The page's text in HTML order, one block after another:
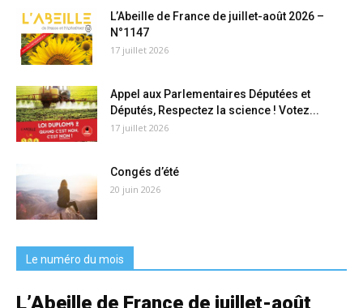
L’Abeille de France de juillet-août 2026 –
N°1147
17 juillet 2026
Appel aux Parlementaires Députées et
Députés, Respectez la science ! Votez...
17 juillet 2026
Congés d’été
20 juin 2026
Le numéro du mois
L’Abeille de France de juillet-août